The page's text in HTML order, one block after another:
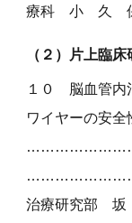
療科 小 久
（２）片上臨
１ ０
脳血管
ワイヤーの安
治療研究部